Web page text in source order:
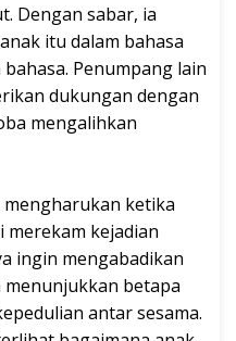
Dengan sabar, ia
itu dalam bahasa
Penumpang lain
dukungan dengan
mengalihkan
ketika
kejadian
ingin mengabadikan
betapa
antar sesama.